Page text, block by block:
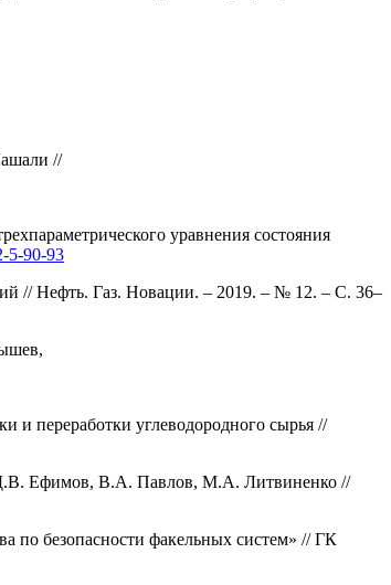
//
уравнения состояния
5-90-93
// Нефть. Газ. Новации. – 2019. – № 12. – С. 36–
и переработки углеводородного сырья //
Д.В. Ефимов, В.А. Павлов, М.А. Литвиненко //
по безопасности факельных систем» // ГК